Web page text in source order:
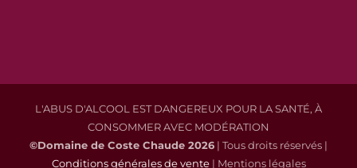
L'ABUS D'ALCOOL EST DANGEREUX POUR LA SANTÉ, À
CONSOMMER AVEC MODÉRATION
©Domaine de Coste Chaude 2026 | Tous droits réservés |
Conditions générales de vente| Mentions légales